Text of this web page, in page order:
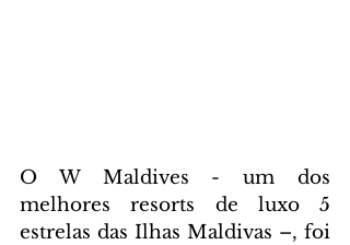
O W Maldives - um dos
melhores resorts de luxo 5
estrelas das Ilhas Maldivas –, foi